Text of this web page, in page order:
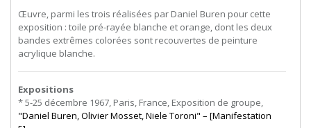
Œuvre, parmi les trois réalisées par Daniel Buren pour cette
exposition : toile pré-rayée blanche et orange, dont les deux
bandes extrêmes colorées sont recouvertes de peinture
acrylique blanche.
Expositions
* 5-25 décembre 1967, Paris, France, Exposition de groupe,
"Daniel Buren, Olivier Mosset, Niele Toroni" – [Manifestation